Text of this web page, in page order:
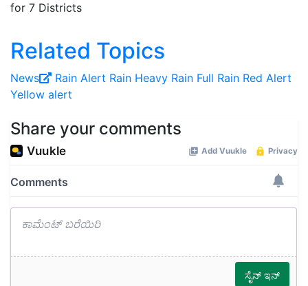
for 7 Districts
Related Topics
News Rain Alert Rain Heavy Rain Full Rain Red Alert
Yellow alert
Share your comments